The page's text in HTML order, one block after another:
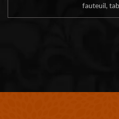
fauteuil,